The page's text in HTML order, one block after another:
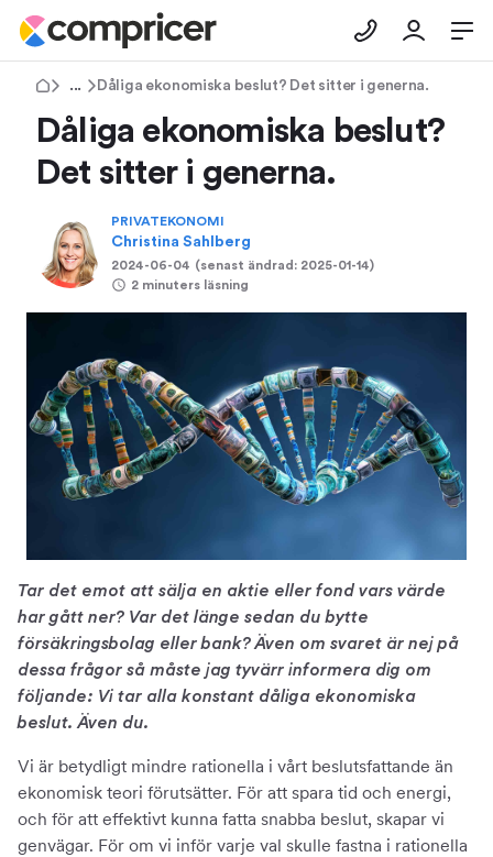
Tips & RådDåliga ekonomiska beslut? Det sitter i generna.
Dåliga ekonomiska beslut?
Det sitter i generna.
PRIVATEKONOMI
Christina Sahlberg
2024-06-04 (senast ändrad: 2025-01-14)
2 minuters läsning
Tar det emot att sälja en aktie eller fond vars värde
har gått ner? Var det länge sedan du bytte
försäkringsbolag eller bank? Även om svaret är nej på
dessa frågor så måste jag tyvärr informera dig om
följande: Vi tar alla konstant dåliga ekonomiska
beslut. Även du.
Vi är betydligt mindre rationella i vårt beslutsfattande än
ekonomisk teori förutsätter. För att spara tid och energi,
och för att effektivt kunna fatta snabba beslut, skapar vi
genvägar. För om vi inför varje val skulle fastna i rationella